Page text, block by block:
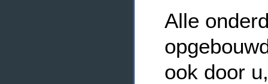
Alle
ook door